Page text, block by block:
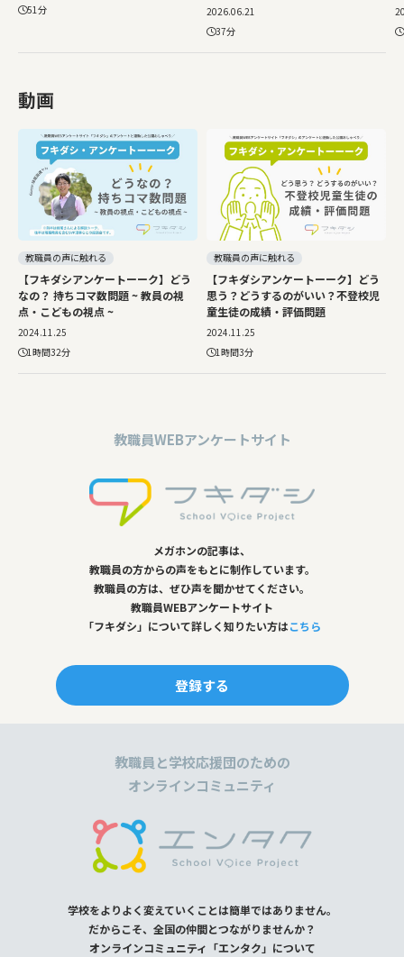
51分
2026.06.21
37分
動画
教職員の声に触れる
【フキダシアンケートーーク】どう
なの？ 持ちコマ数問題 ~ 教員の視
点・こどもの視点 ~
2024.11.25
1時間32分
教職員の声に触れる
【フキダシアンケートーーク】どう
思う？どうするのがいい？不登校児
童生徒の成績・評価問題
2024.11.25
1時間3分
教職員WEBアンケートサイト
メガホンの記事は、
教職員の方からの声をもとに制作しています。
教職員の方は、ぜひ声を聞かせてください。
教職員WEBアンケートサイト
「フキダシ」について詳しく知りたい方はこちら
登録する
教職員と学校応援団のための
オンラインコミュニティ
学校をよりよく変えていくことは簡単ではありません。
だからこそ、全国の仲間とつながりませんか？
オンラインコミュニティ「エンタク」について